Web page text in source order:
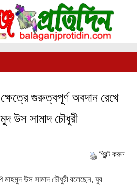
গুরুত্বপূর্ণ অবদান রেখে
উস সামাদ চৌধুরী
প্রিন্ট করুন
মাহমুদ উস সামাদ চৌধুরী বলেছেন, যুব